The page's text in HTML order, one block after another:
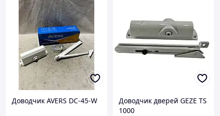
Доводчик AVERS DC-45-W
Доводчик дверей GEZE TS
1000